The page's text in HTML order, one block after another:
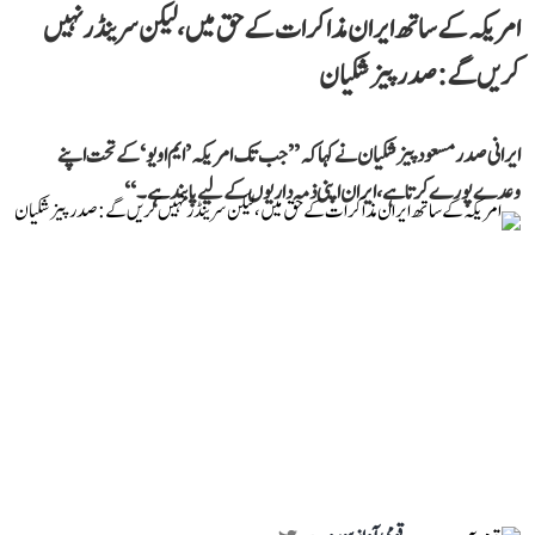
امریکہ کے ساتھ ایران مذاکرات کے حق میں، لیکن سرینڈر نہیں
کریں گے: صدر پیزشکیان
ایرانی صدر مسعود پیزشکیان نے کہا کہ ’’جب تک امریکہ ’ایم او یو‘ کے تحت اپنے
وعدے پورے کرتا ہے، ایران اپنی ذمہ داریوں کے لیے پابند ہے۔‘‘